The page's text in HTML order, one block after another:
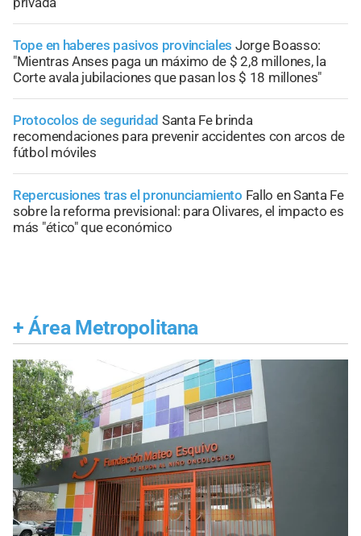
Tope en haberes pasivos provinciales Jorge Boasso:
"Mientras Anses paga un máximo de $ 2,8 millones, la
Corte avala jubilaciones que pasan los $ 18 millones"
Protocolos de seguridad Santa Fe brinda
recomendaciones para prevenir accidentes con arcos de
fútbol móviles
Repercusiones tras el pronunciamiento Fallo en Santa Fe
sobre la reforma previsional: para Olivares, el impacto es
más "ético" que económico
+ Área Metropolitana